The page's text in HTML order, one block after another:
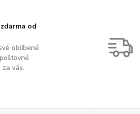
od
oblíbené
vás.